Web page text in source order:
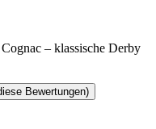
– klassische Derby
Bewertungen)